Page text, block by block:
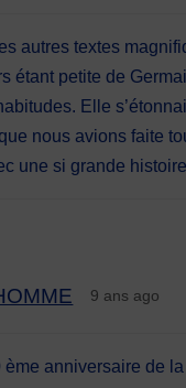
autres textes
étant petite de
Elle
nous avions faite
une si grande
9 ans ago
ème anniversaire de